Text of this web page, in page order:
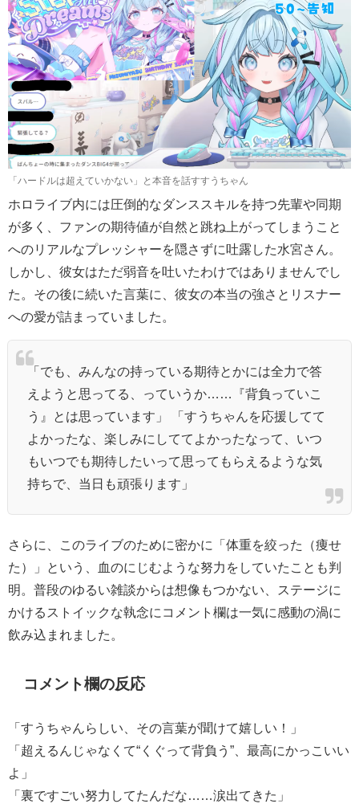
「ハードルは超えていかない」と本音を話すすうちゃん
ホロライブ内には圧倒的なダンススキルを持つ先輩や同期
が多く、ファンの期待値が自然と跳ね上がってしまうこと
へのリアルなプレッシャーを隠さずに吐露した水宮さん。
しかし、彼女はただ弱音を吐いたわけではありませんでし
た。その後に続いた言葉に、彼女の本当の強さとリスナー
への愛が詰まっていました。
「でも、みんなの持っている期待とかには全力で答
えようと思ってる、っていうか……『背負っていこ
う』とは思っています」 「すうちゃんを応援してて
よかったな、楽しみにしててよかったなって、いつ
もいつでも期待したいって思ってもらえるような気
持ちで、当日も頑張ります」
さらに、このライブのために密かに「体重を絞った（痩せ
た）」という、血のにじむような努力をしていたことも判
明。普段のゆるい雑談からは想像もつかない、ステージに
かけるストイックな執念にコメント欄は一気に感動の渦に
飲み込まれました。
コメント欄の反応
「すうちゃんらしい、その言葉が聞けて嬉しい！」
「超えるんじゃなくて“くぐって背負う”、最高にかっこいい
よ」
「裏ですごい努力してたんだな……涙出てきた」